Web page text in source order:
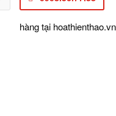
hàng tại hoathienthao.vn